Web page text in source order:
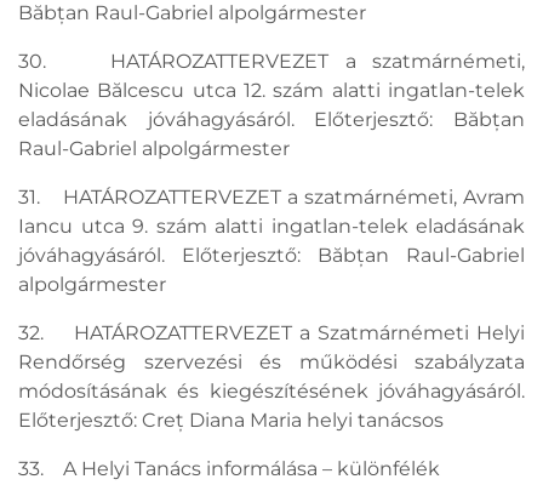
Băbțan Raul-Gabriel alpolgármester
30. HATÁROZATTERVEZET a szatmárnémeti,
Nicolae Bălcescu utca 12. szám alatti ingatlan-telek
eladásának jóváhagyásáról. Előterjesztő: Băbțan
Raul-Gabriel alpolgármester
31. HATÁROZATTERVEZET a szatmárnémeti, Avram
Iancu utca 9. szám alatti ingatlan-telek eladásának
jóváhagyásáról. Előterjesztő: Băbțan Raul-Gabriel
alpolgármester
32. HATÁROZATTERVEZET a Szatmárnémeti Helyi
Rendőrség szervezési és működési szabályzata
módosításának és kiegészítésének jóváhagyásáról.
Előterjesztő: Creț Diana Maria helyi tanácsos
33. A Helyi Tanács informálása – különfélék